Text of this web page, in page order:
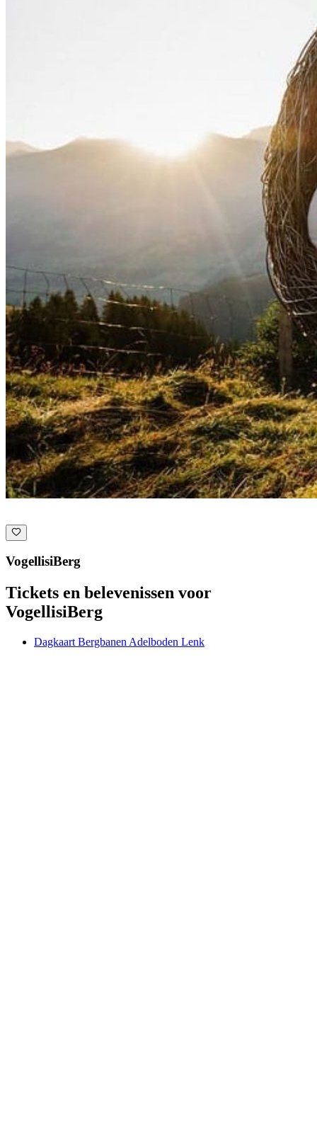
VogellisiBerg
Tickets en belevenissen voor
VogellisiBerg
Dagkaart Bergbanen Adelboden Lenk